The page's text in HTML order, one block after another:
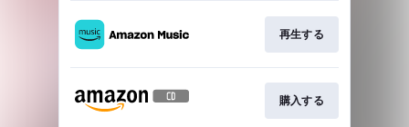
再生する
購入する